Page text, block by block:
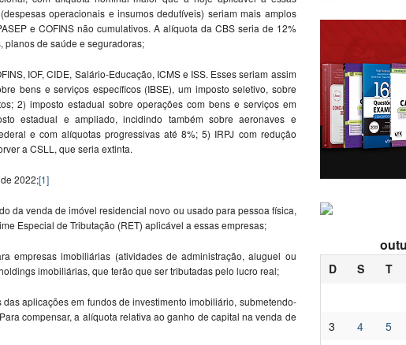
operacionais e insumos dedutíveis) seriam mais amplos
e COFINS não cumulativos. A alíquota da CBS seria de 12%
planos de saúde e seguradoras;
IOF, CIDE, Salário-Educação, ICMS e ISS. Esses seriam assim
bens e serviços específicos (IBSE), um imposto seletivo, sobre
2) imposto estadual sobre operações com bens e serviços em
estadual e ampliado, incidindo também sobre aeronaves e
e com alíquotas progressivas até 8%; 5) IRPJ com redução
a CSLL, que seria extinta.
2022;[1]
da venda de imóvel residencial novo ou usado para pessoa física,
Especial de Tributação (RET) aplicável a essas empresas;
empresas imobiliárias (atividades de administração, aluguel ou
imobiliárias, que terão que ser tributadas pelo lucro real;
aplicações em fundos de investimento imobiliário, submetendo-
compensar, a alíquota relativa ao ganho de capital na venda de
D S T
3
4 5